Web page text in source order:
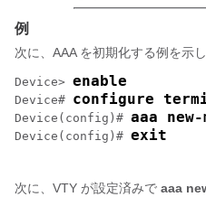
例
次に、AAA を初期化する例を示し
Device> enable
Device# configure
Device(config)# aaa new-
Device(config)# exit
次に、VTY が設定済みで aaa